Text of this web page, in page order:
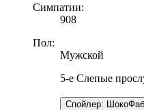
Симпатии:
908
Пол:
Мужской
5-е Слепые
Спойлер: